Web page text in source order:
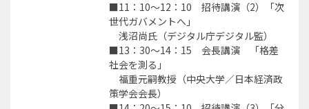
■11：10～12：10 招待講演（2）「次
世代ガバメントへ」
浅沼尚氏（デジタル庁デジタル監）
■13：30～14：15 会長講演 「格差
社会を測る」
福重元嗣教授（中央大学／日本経済政
策学会会長）